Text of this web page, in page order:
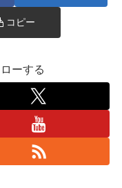
コピー
ーする